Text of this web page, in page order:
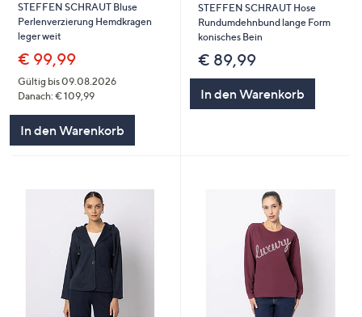
STEFFEN SCHRAUT Bluse
Perlenverzierung Hemdkragen
leger weit
€ 99,99
Gültig bis 09.08.2026
Danach: € 109,99
In den Warenkorb
STEFFEN SCHRAUT Hose
Rundumdehnbund lange Form
konisches Bein
€ 89,99
In den Warenkorb